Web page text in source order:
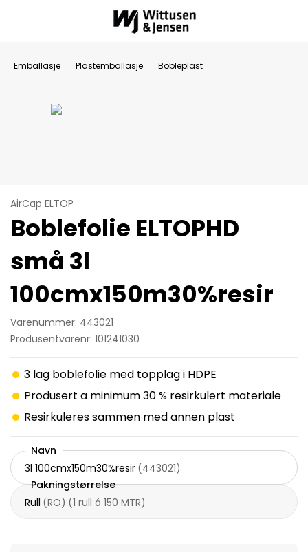
Emballasje Plastemballasje Bobleplast
AirCap ELTOP
Boblefolie ELTOPHD
små 3l
100cmx150m30%resir
Varenummer: 443021
Produsentvarenr: 101241030
3 lag boblefolie med topplag i HDPE
Produsert a minimum 30 % resirkulert materiale
Resirkuleres sammen med annen plast
Navn
3l 100cmx150m30%resir (443021)
Pakningstørrelse
Rull (RO) (1 rull á 150 MTR)